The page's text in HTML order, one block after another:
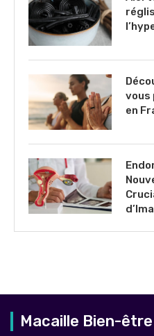
vous
en
Macaille Bien-être